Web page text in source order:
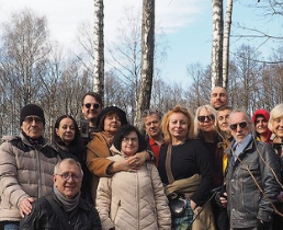
Валентин Самарин